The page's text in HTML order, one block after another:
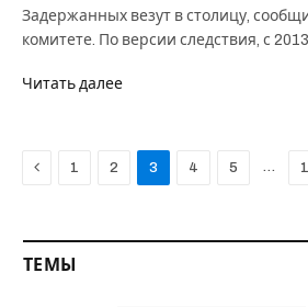
Задержанных везут в столицу,
комитете. По версии следствия, с
Читать далее
Previous
1 2 3 4 5 …
ТЕМЫ